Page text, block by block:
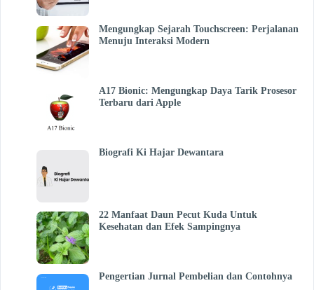
Mengungkap Sejarah Touchscreen: Perjalanan
Menuju Interaksi Modern
A17 Bionic: Mengungkap Daya Tarik Prosesor
Terbaru dari Apple
Biografi Ki Hajar Dewantara
22 Manfaat Daun Pecut Kuda Untuk
Kesehatan dan Efek Sampingnya
Pengertian Jurnal Pembelian dan Contohnya